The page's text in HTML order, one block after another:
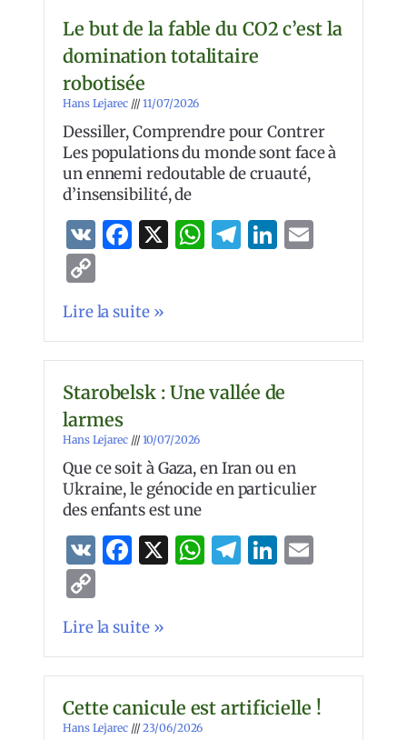
Le but de la fable du CO2 c’est la
domination totalitaire
robotisée
Hans Lejarec 11/07/2026
Dessiller, Comprendre pour Contrer
Les populations du monde sont face à
un ennemi redoutable de cruauté,
d’insensibilité, de
VK Facebook
X WhatsApp
Telegram
LinkedIn
Link
Lire la suite »
Starobelsk : Une vallée de
larmes
Hans Lejarec 10/07/2026
Que ce soit à Gaza, en Iran ou en
Ukraine, le génocide en particulier
des enfants est une
VK Facebook
X WhatsApp
Telegram
LinkedIn
Link
Lire la suite »
Cette canicule est artificielle !
Hans Lejarec 23/06/2026